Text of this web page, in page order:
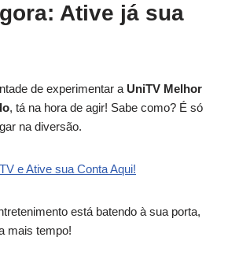
Ative já sua
de experimentar a UniTV Melhor
, tá na hora de agir! Sabe como? É só
na diversão.
e Ative sua Conta Aqui!
está batendo à sua porta,
mais tempo!